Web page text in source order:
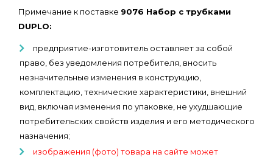
Примечание к поставке 9076 Набор с трубками
DUPLO:
предприятие-изготовитель оставляет за собой
право, без уведомления потребителя, вносить
незначительные изменения в конструкцию,
комплектацию, технические характеристики, внешний
вид, включая изменения по упаковке, не ухудшающие
потребительских свойств изделия и его методического
назначения;
изображения (фото) товара на сайте может